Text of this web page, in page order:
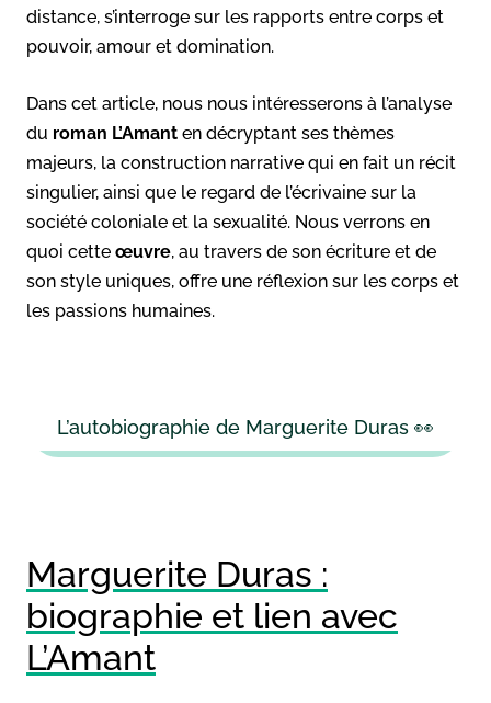
distance, s’interroge sur les rapports entre corps et
pouvoir, amour et domination.
Dans cet article, nous nous intéresserons à l’analyse
du roman L’Amant en décryptant ses thèmes
majeurs, la construction narrative qui en fait un récit
singulier, ainsi que le regard de l’écrivaine sur la
société coloniale et la sexualité. Nous verrons en
quoi cette œuvre, au travers de son écriture et de
son style uniques, offre une réflexion sur les corps et
les passions humaines.
L’autobiographie de Marguerite Duras 👀
Marguerite Duras :
biographie et lien avec
L’Amant